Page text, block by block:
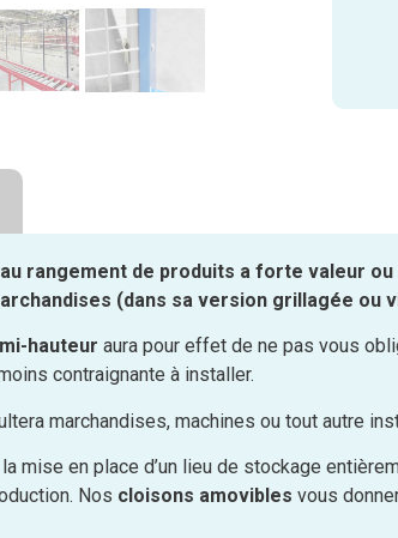
rangement de produits a forte valeur
(dans sa version grillagée ou
hauteur aura pour effet de ne pas vous
contraignante à installer.
marchandises, machines ou tout autre
mise en place d’un lieu de stockage
Nos cloisons amovibles vous